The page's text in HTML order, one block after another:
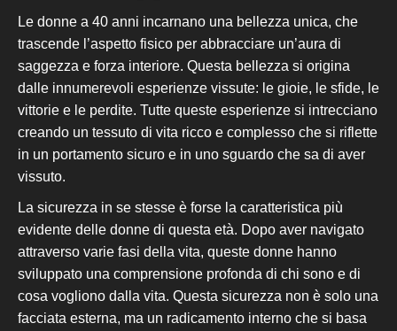
Le donne a 40 anni incarnano una bellezza unica, che
trascende l’aspetto fisico per abbracciare un’aura di
saggezza e forza interiore. Questa bellezza si origina
dalle innumerevoli esperienze vissute: le gioie, le sfide, le
vittorie e le perdite. Tutte queste esperienze si intrecciano
creando un tessuto di vita ricco e complesso che si riflette
in un portamento sicuro e in uno sguardo che sa di aver
vissuto.
La sicurezza in se stesse è forse la caratteristica più
evidente delle donne di questa età. Dopo aver navigato
attraverso varie fasi della vita, queste donne hanno
sviluppato una comprensione profonda di chi sono e di
cosa vogliono dalla vita. Questa sicurezza non è solo una
facciata esterna, ma un radicamento interno che si basa